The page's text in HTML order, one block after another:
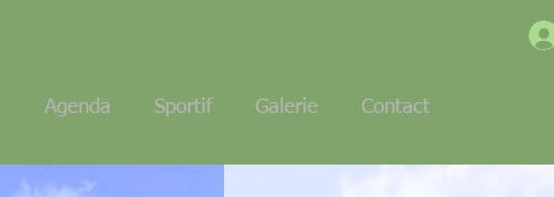
Agenda Sportif Galerie Contact